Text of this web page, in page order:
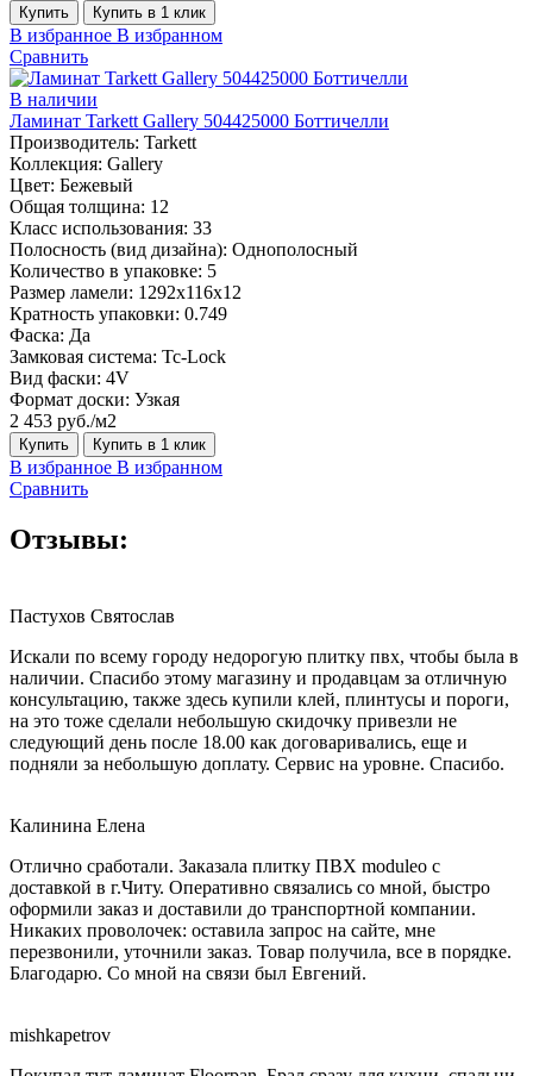
Купить Купить в 1 клик
В избранное В избранном
Сравнить
В наличии
Ламинат Tarkett Gallery 504425000 Боттичелли
Производитель: Tarkett
Коллекция: Gallery
Цвет: Бежевый
Общая толщина: 12
Класс использования: 33
Полосность (вид дизайна): Однополосный
Количество в упаковке: 5
Размер ламели: 1292х116х12
Кратность упаковки: 0.749
Фаска: Да
Замковая система: Tc-Lock
Вид фаски: 4V
Формат доски: Узкая
2 453 руб./м2
Купить Купить в 1 клик
В избранное В избранном
Сравнить
Отзывы:
Пастухов Святослав
Искали по всему городу недорогую плитку пвх, чтобы была в
наличии. Спасибо этому магазину и продавцам за отличную
консультацию, также здесь купили клей, плинтусы и пороги,
на это тоже сделали небольшую скидочку привезли не
следующий день после 18.00 как договаривались, еще и
подняли за небольшую доплату. Сервис на уровне. Спасибо.
Калинина Елена
Отлично сработали. Заказала плитку ПВХ moduleo с
доставкой в г.Читу. Оперативно связались со мной, быстро
оформили заказ и доставили до транспортной компании.
Никаких проволочек: оставила запрос на сайте, мне
перезвонили, уточнили заказ. Товар получила, все в порядке.
Благодарю. Со мной на связи был Евгений.
mishkapetrov